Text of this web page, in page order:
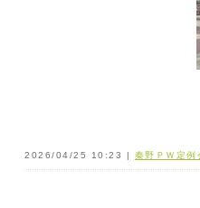
2026/04/25 10:23 | 秦野ＰＷ定例